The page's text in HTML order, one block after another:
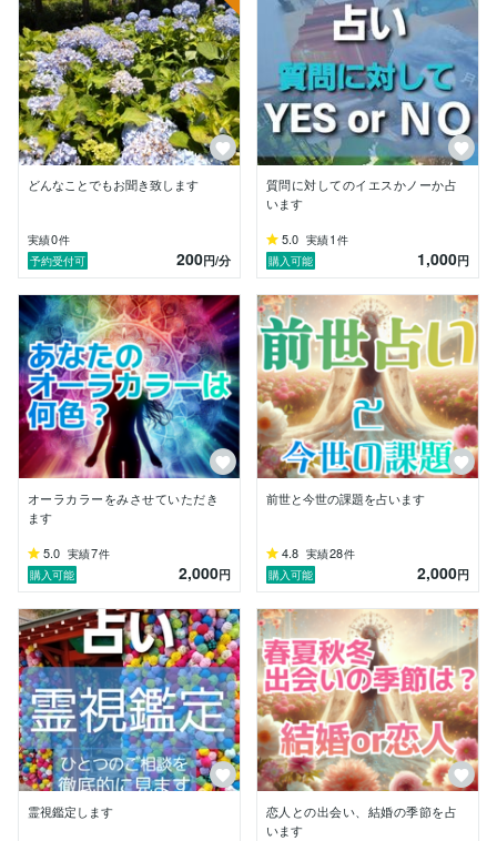
鑑定前に時々訊かれることがありますが、同業の人も、
カードを勉強中の人も
ご依頼はお受け致しますので
事前にお問い合わせなくご依頼ください。
また、匿名評価もできるので
鑑定を受けたことが他者からわからないようになってお
ります。
安心して、鑑定を受けていただけるかと思います。
少しでも、お役に立てれば、幸いです。
最後まで読んでくださいまして、ありがとうございまし
た。
どんなことでもお聞き致します
実績0件
予約受付可
200円/分
質問に対してのイエスかノーか占
います
5.0 実績1 件
購入可能
1,000円
オーラカラーをみさせていただき
ます
5.0 実績7件
購入可能
2,000円
前世と今世の課題を占います
4.8 実績28件
購入可能
2,000円
霊視鑑定します
恋人との出会い、結婚の季節を占
います